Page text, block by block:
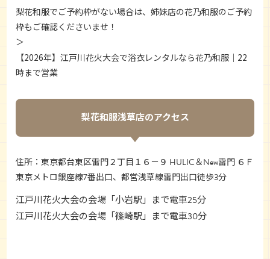
梨花和服でご予約枠がない場合は、姉妹店の花乃和服のご予約
枠もご確認くださいませ！
＞
【2026年】江戸川花火大会で浴衣レンタルなら花乃和服｜22
時まで営業
梨花和服浅草店のアクセス
住所：東京都台東区雷門２丁目１６－９ HULIC＆New雷門 ６Ｆ
東京メトロ銀座線7番出口、都営浅草線雷門出口徒歩3分
江戸川花火大会の会場「小岩駅」まで電車25分
江戸川花火大会の会場「篠崎駅」まで電車30分